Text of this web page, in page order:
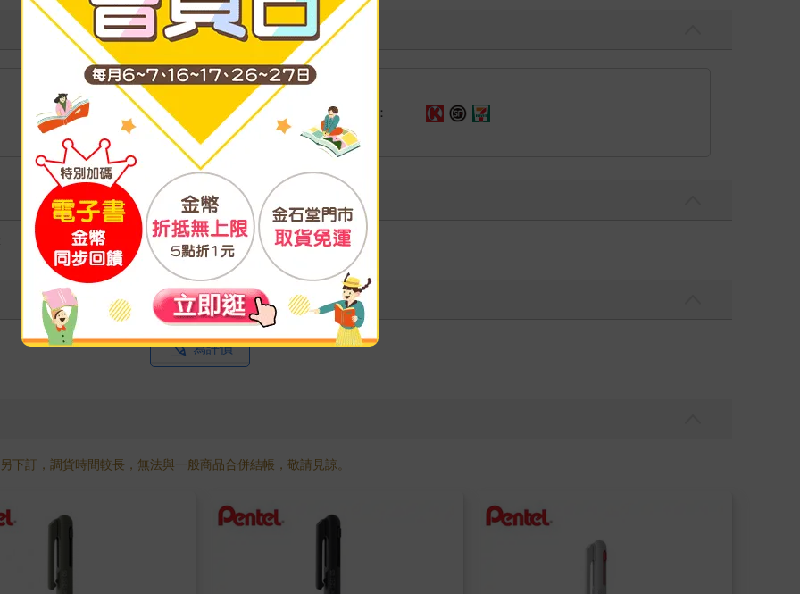
海外 港澳店取：
寫評價
下訂，調貨時間較長，無法與一般商品合併結帳，敬請見諒。